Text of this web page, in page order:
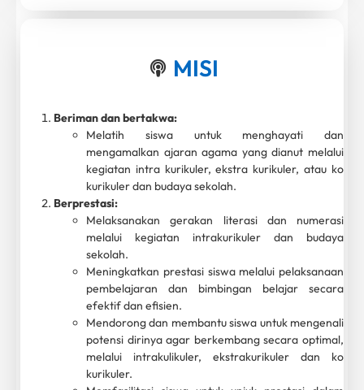
MISI
Beriman dan bertakwa:
Melatih siswa untuk menghayati dan
mengamalkan ajaran agama yang dianut melalui
kegiatan intra kurikuler, ekstra kurikuler, atau ko
kurikuler dan budaya sekolah.
Berprestasi:
Melaksanakan gerakan literasi dan numerasi
melalui kegiatan intrakurikuler dan budaya
sekolah.
Meningkatkan prestasi siswa melalui pelaksanaan
pembelajaran dan bimbingan belajar secara
efektif dan efisien.
Mendorong dan membantu siswa untuk mengenali
potensi dirinya agar berkembang secara optimal,
melalui intrakulikuler, ekstrakurikuler dan ko
kurikuler.